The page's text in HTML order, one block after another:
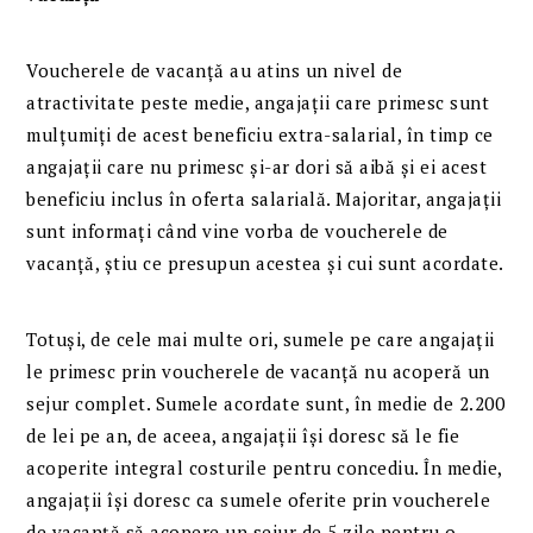
Voucherele de vacanță au atins un nivel de
atractivitate peste medie, angajații care primesc sunt
mulțumiți de acest beneficiu extra-salarial, în timp ce
angajații care nu primesc și-ar dori să aibă și ei acest
beneficiu inclus în oferta salarială. Majoritar, angajații
sunt informați când vine vorba de voucherele de
vacanță, știu ce presupun acestea și cui sunt acordate.
Totuși, de cele mai multe ori, sumele pe care angajații
le primesc prin voucherele de vacanță nu acoperă un
sejur complet. Sumele acordate sunt, în medie de 2.200
de lei pe an, de aceea, angajații își doresc să le fie
acoperite integral costurile pentru concediu. În medie,
angajații își doresc ca sumele oferite prin voucherele